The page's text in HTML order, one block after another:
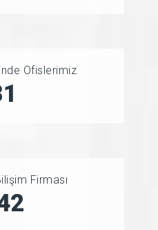
Ofislerimiz
Firması